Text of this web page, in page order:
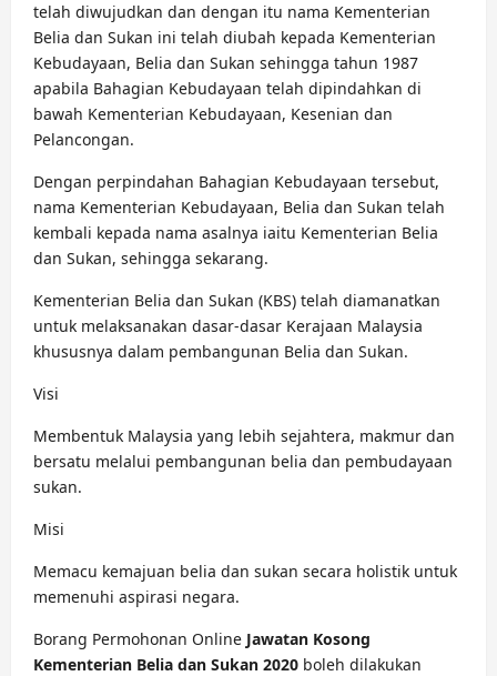
telah diwujudkan dan dengan itu nama Kementerian
Belia dan Sukan ini telah diubah kepada Kementerian
Kebudayaan, Belia dan Sukan sehingga tahun 1987
apabila Bahagian Kebudayaan telah dipindahkan di
bawah Kementerian Kebudayaan, Kesenian dan
Pelancongan.
Dengan perpindahan Bahagian Kebudayaan tersebut,
nama Kementerian Kebudayaan, Belia dan Sukan telah
kembali kepada nama asalnya iaitu Kementerian Belia
dan Sukan, sehingga sekarang.
Kementerian Belia dan Sukan (KBS) telah diamanatkan
untuk melaksanakan dasar-dasar Kerajaan Malaysia
khususnya dalam pembangunan Belia dan Sukan.
Visi
Membentuk Malaysia yang lebih sejahtera, makmur dan
bersatu melalui pembangunan belia dan pembudayaan
sukan.
Misi
Memacu kemajuan belia dan sukan secara holistik untuk
memenuhi aspirasi negara.
Borang Permohonan Online Jawatan Kosong
Kementerian Belia dan Sukan 2020 boleh dilakukan